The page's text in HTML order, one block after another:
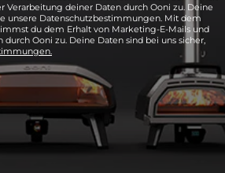
Verarbeitung deiner Daten durch Ooni zu. Deine
unsere Datenschutzbestimmungen. Mit dem
du dem Erhalt von Marketing-E-Mails und
Ooni zu. Deine Daten sind bei uns sicher,